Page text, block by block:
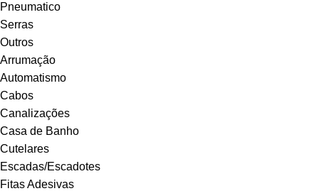
Pneumatico
Serras
Outros
Arrumação
Automatismo
Cabos
Canalizações
Casa de Banho
Cutelares
Escadas/Escadotes
Fitas Adesivas